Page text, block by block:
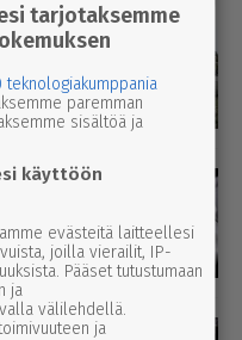
tarjotaksemme
teknologiakumppania
paremman
sisältöä ja
käyttöön
evästeitä laitteellesi
joilla vierailit, IP-
Pääset tutustumaan
ja
välilehdellä.
ja